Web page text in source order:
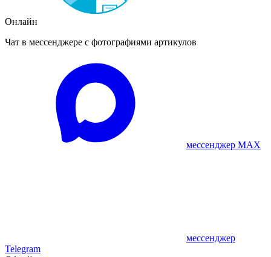
Онлайн
Чат в мессенджере с фотографиями артикулов
мессенджер MAX
мессенджер
Telegram